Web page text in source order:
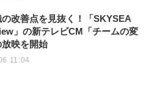
改善点を見抜く！「SKYSEA
」の新テレビCM「チームの変
映を開始
11:04